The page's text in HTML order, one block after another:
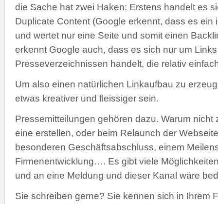
die Sache hat zwei Haken: Erstens handelt es
Duplicate Content (Google erkennt, dass es ein
und wertet nur eine Seite und somit einen
erkennt Google auch, dass es sich nur um
Presseverzeichnissen handelt, die relativ
Um also einen natürlichen Linkaufbau zu
etwas kreativer und fleissiger sein.
Pressemitteilungen gehören dazu. Warum nicht
eine erstellen, oder beim Relaunch der
besonderen Geschäftsabschluss, einem
Firmenentwicklung…. Es gibt viele
und an eine Meldung und dieser Kanal wäre
Sie schreiben gerne? Sie kennen sich in Ihrem